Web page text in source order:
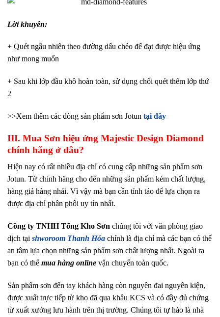
Lời khuyên:
+ Quét ngẫu nhiên theo đường dấu chéo để đạt được hiệu ứng
như mong muốn
+ Sau khi lớp đầu khô hoàn toàn, sử dụng chổi quét thêm lớp thứ
2
>>Xem thêm các dòng sản phẩm sơn Jotun tại đây
III. Mua Sơn hiệu ứng Majestic Design Diamond
chính hãng ở đâu?
Hiện nay có rất nhiều địa chỉ có cung cấp những sản phẩm sơn
Jotun. Từ chính hãng cho đến những sản phẩm kém chất lượng,
hàng giả hàng nhái. Vì vậy mà bạn cần tỉnh táo để lựa chọn ra
được địa chỉ phân phối uy tín nhất.
Công ty TNHH Tổng Kho Sơn chúng tôi với văn phòng giao
dịch tại shworoom Thanh Hóa chính là địa chỉ mà các bạn có thể
an tâm lựa chọn những sản phẩm sơn chất lượng nhất. Ngoài ra
bạn có thể mua hàng online vận chuyển toàn quốc.
Sản phẩm sơn đến tay khách hàng còn nguyên đai nguyên kiện,
được xuất trực tiếp từ kho đã qua khâu KCS và có đầy đủ chứng
từ xuất xưởng lưu hành trên thị trường. Chúng tôi tự hào là nhà